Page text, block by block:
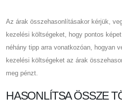
Az árak összehasonlításakor kérjük,
kezelési költségeket, hogy pontos
néhány tipp arra vonatkozóan, hogyan
kezelési költségeket az árak
meg pénzt.
HASONLÍTSA ÖSSZE